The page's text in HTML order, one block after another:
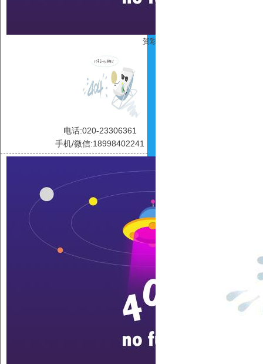
贺彩虹
电话:020-23306361
手机/微信:18998402241